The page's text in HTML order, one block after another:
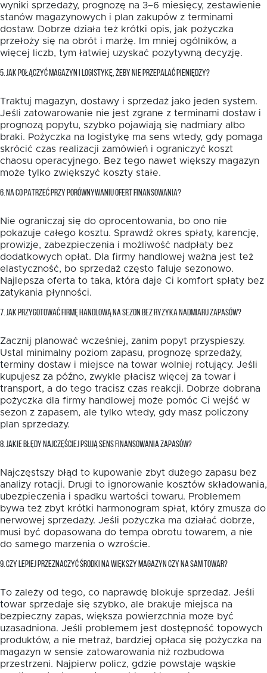
wyniki sprzedaży, prognozę na 3–6 miesięcy, zestawienie
stanów magazynowych i plan zakupów z terminami
dostaw. Dobrze działa też krótki opis, jak pożyczka
przełoży się na obrót i marżę. Im mniej ogólników, a
więcej liczb, tym łatwiej uzyskać pozytywną decyzję.
5. JAK POŁĄCZYĆ MAGAZYN I LOGISTYKĘ, ŻEBY NIE PRZEPALAĆ PIENIĘDZY?
Traktuj magazyn, dostawy i sprzedaż jako jeden system.
Jeśli zatowarowanie nie jest zgrane z terminami dostaw i
prognozą popytu, szybko pojawiają się nadmiary albo
braki. Pożyczka na logistykę ma sens wtedy, gdy pomaga
skrócić czas realizacji zamówień i ograniczyć koszt
chaosu operacyjnego. Bez tego nawet większy magazyn
może tylko zwiększyć koszty stałe.
6. NA CO PATRZEĆ PRZY PORÓWNYWANIU OFERT FINANSOWANIA?
Nie ograniczaj się do oprocentowania, bo ono nie
pokazuje całego kosztu. Sprawdź okres spłaty, karencję,
prowizje, zabezpieczenia i możliwość nadpłaty bez
dodatkowych opłat. Dla firmy handlowej ważna jest też
elastyczność, bo sprzedaż często faluje sezonowo.
Najlepsza oferta to taka, która daje Ci komfort spłaty bez
zatykania płynności.
7. JAK PRZYGOTOWAĆ FIRMĘ HANDLOWĄ NA SEZON BEZ RYZYKA NADMIARU ZAPASÓW?
Zacznij planować wcześniej, zanim popyt przyspieszy.
Ustal minimalny poziom zapasu, prognozę sprzedaży,
terminy dostaw i miejsce na towar wolniej rotujący. Jeśli
kupujesz za późno, zwykle płacisz więcej za towar i
transport, a do tego tracisz czas reakcji. Dobrze dobrana
pożyczka dla firmy handlowej może pomóc Ci wejść w
sezon z zapasem, ale tylko wtedy, gdy masz policzony
plan sprzedaży.
8. JAKIE BŁĘDY NAJCZĘŚCIEJ PSUJĄ SENS FINANSOWANIA ZAPASÓW?
Najczęstszy błąd to kupowanie zbyt dużego zapasu bez
analizy rotacji. Drugi to ignorowanie kosztów składowania,
ubezpieczenia i spadku wartości towaru. Problemem
bywa też zbyt krótki harmonogram spłat, który zmusza do
nerwowej sprzedaży. Jeśli pożyczka ma działać dobrze,
musi być dopasowana do tempa obrotu towarem, a nie
do samego marzenia o wzroście.
9. CZY LEPIEJ PRZEZNACZYĆ ŚRODKI NA WIĘKSZY MAGAZYN CZY NA SAM TOWAR?
To zależy od tego, co naprawdę blokuje sprzedaż. Jeśli
towar sprzedaje się szybko, ale brakuje miejsca na
bezpieczny zapas, większa powierzchnia może być
uzasadniona. Jeśli problemem jest dostępność topowych
produktów, a nie metraż, bardziej opłaca się pożyczka na
magazyn w sensie zatowarowania niż rozbudowa
przestrzeni. Najpierw policz, gdzie powstaje wąskie